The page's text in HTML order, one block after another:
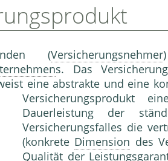
(Versicherungsnehmer
s. Das
eine abstrakte und eine
Versicherungsprodukt
Dauerleistung der
Versicherungsfalles die
(konkrete Dimension des
Qualität der